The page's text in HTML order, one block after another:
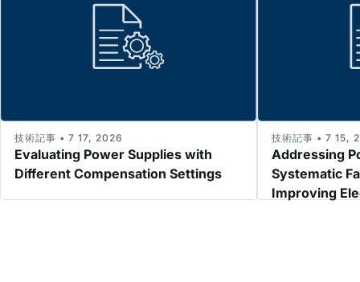
Evaluating Power Supplies with
Different Compensation Settings
技術記事 • 7 17, 2026
Addressing
Systematic
Improving
技術記事 • 7 15,